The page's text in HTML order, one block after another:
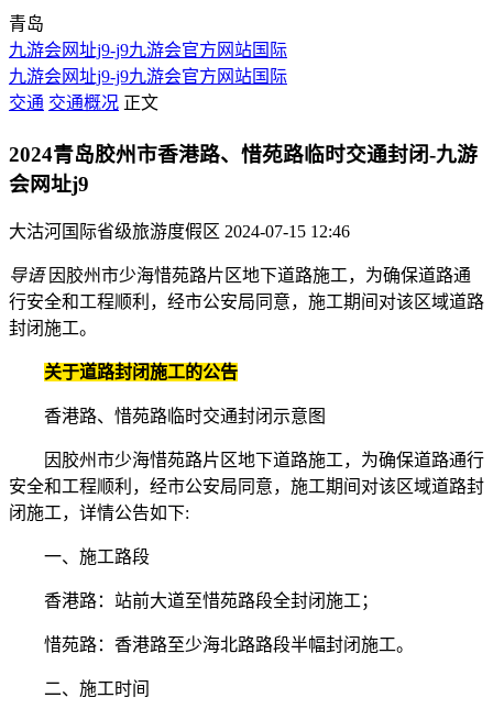
青岛
九游会网址j9-j9九游会官方网站国际
九游会网址j9-j9九游会官方网站国际
交通 交通概况 正文
2024青岛胶州市香港路、惜苑路临时交通封闭-九游
会网址j9
大沽河国际省级旅游度假区 2024-07-15 12:46
导语因胶州市少海惜苑路片区地下道路施工，为确保道路通
行安全和工程顺利，经市公安局同意，施工期间对该区域道路
封闭施工。
关于道路封闭施工的公告
香港路、惜苑路临时交通封闭示意图
因胶州市少海惜苑路片区地下道路施工，为确保道路通行
安全和工程顺利，经市公安局同意，施工期间对该区域道路封
闭施工，详情公告如下:
一、施工路段
香港路：站前大道至惜苑路段全封闭施工；
惜苑路：香港路至少海北路路段半幅封闭施工。
二、施工时间